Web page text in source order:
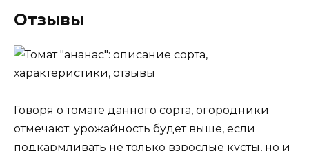
Отзывы
Говоря о томате данного сорта, огородники
отмечают: урожайность будет выше, если
подкармливать не только взрослые кусты, но и